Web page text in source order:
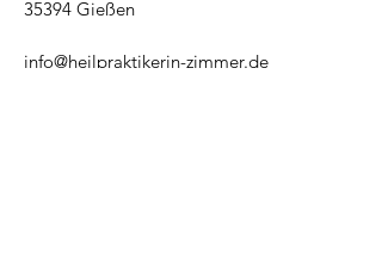
35394 Gießen
info@heilpraktikerin-zimmer.de